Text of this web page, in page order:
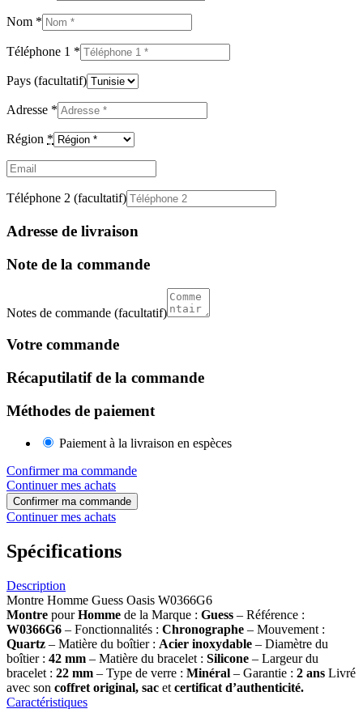
Nom *
Téléphone 1 *
Pays (facultatif)
Adresse *
Région *
Email
Téléphone 2 (facultatif)
Adresse de livraison
Note de la commande
Notes de commande (facultatif)
Votre commande
Récaputilatif de la commande
Méthodes de paiement
Paiement à la livraison en espèces
Confirmer ma commande
Continuer mes achats
Confirmer ma commande
Continuer mes achats
Spécifications
Description
Montre Homme Guess Oasis W0366G6
Montre pourHomme de la Marque : Guess – Référence :
W0366G6 – Fonctionnalités : Chronographe – Mouvement :
Quartz – Matière du boîtier : Acier inoxydable – Diamètre du
boîtier : 42 mm – Matière du bracelet : Silicone – Largeur du
bracelet : 22 mm – Type de verre : Minéral – Garantie : 2 ans Livré
avec son coffret original, sac et certificat d’authenticité.
Caractéristiques